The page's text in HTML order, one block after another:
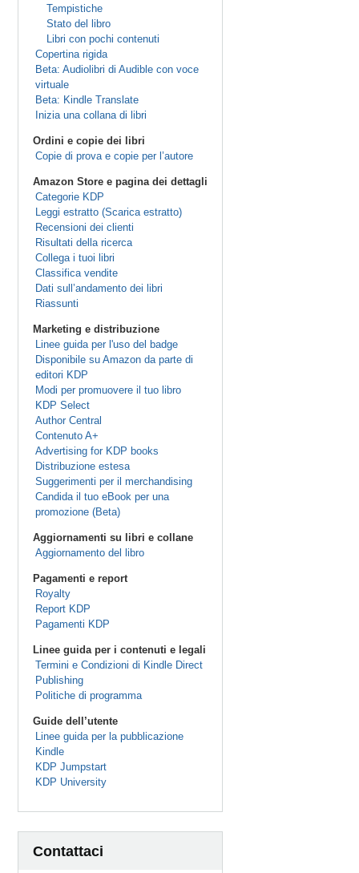
Tempistiche
Stato del libro
Libri con pochi contenuti
Copertina rigida
Beta: Audiolibri di Audible con voce
virtuale
Beta: Kindle Translate
Inizia una collana di libri
Ordini e copie dei libri
Copie di prova e copie per l’autore
Amazon Store e pagina dei dettagli
Categorie KDP
Leggi estratto (Scarica estratto)
Recensioni dei clienti
Risultati della ricerca
Collega i tuoi libri
Classifica vendite
Dati sull’andamento dei libri
Riassunti
Marketing e distribuzione
Linee guida per l'uso del badge
Disponibile su Amazon da parte di
editori KDP
Modi per promuovere il tuo libro
KDP Select
Author Central
Contenuto A+
Advertising for KDP books
Distribuzione estesa
Suggerimenti per il merchandising
Candida il tuo eBook per una
promozione (Beta)
Aggiornamenti su libri e collane
Aggiornamento del libro
Pagamenti e report
Royalty
Report KDP
Pagamenti KDP
Linee guida per i contenuti e legali
Termini e Condizioni di Kindle Direct
Publishing
Politiche di programma
Guide dell’utente
Linee guida per la pubblicazione
Kindle
KDP Jumpstart
KDP University
Contattaci